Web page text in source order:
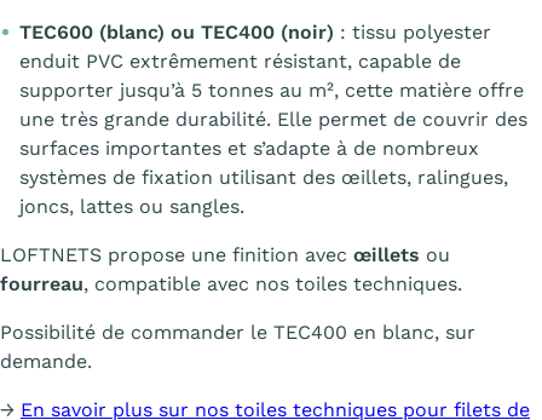
TEC600 (blanc) ou TEC400 (noir) : tissu polyester
enduit PVC extrêmement résistant, capable de
supporter jusqu’à 5 tonnes au m², cette matière offre
une très grande durabilité. Elle permet de couvrir des
surfaces importantes et s’adapte à de nombreux
systèmes de fixation utilisant des œillets, ralingues,
joncs, lattes ou sangles.
LOFTNETS propose une finition avec œillets ou
fourreau, compatible avec nos toiles techniques.
Possibilité de commander le TEC400 en blanc, sur
demande.
→ En savoir plus sur nos toiles techniques pour filets de